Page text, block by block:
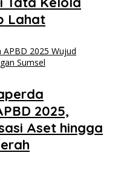
Lahat
2025,
Aset hingga